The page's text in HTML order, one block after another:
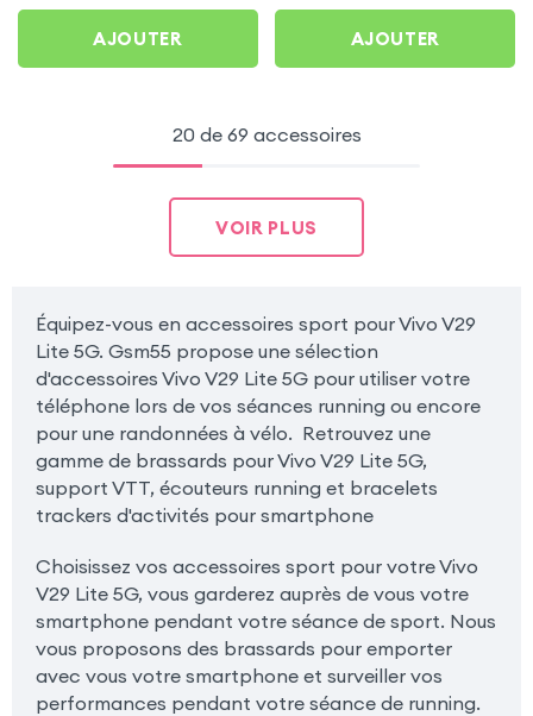
5h - Rose pour Vivo V29
AJOUTER AJOUTER
20 de 69 accessoires
VOIR PLUS
Équipez-vous en accessoires sport pour Vivo V29
Lite 5G. Gsm55 propose une sélection
d'accessoires Vivo V29 Lite 5G pour utiliser votre
téléphone lors de vos séances running ou encore
pour une randonnées à vélo. Retrouvez une
gamme de brassards pour Vivo V29 Lite 5G,
support VTT, écouteurs running et bracelets
trackers d'activités pour smartphone
Choisissez vos accessoires sport pour votre Vivo
V29 Lite 5G, vous garderez auprès de vous votre
smartphone pendant votre séance de sport. Nous
vous proposons des brassards pour emporter
avec vous votre smartphone et surveiller vos
performances pendant votre séance de running.